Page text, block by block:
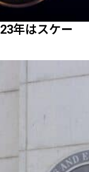
年はスケー